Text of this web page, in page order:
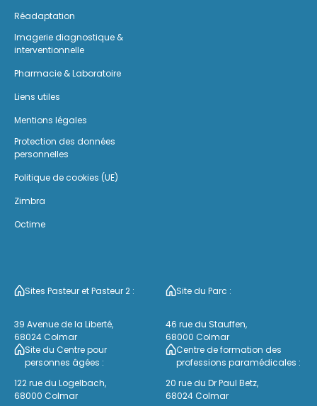
Réadaptation
Imagerie diagnostique &
interventionnelle
Pharmacie & Laboratoire
Liens utiles
Mentions légales
Protection des données
personnelles
Politique de cookies (UE)
Zimbra
Octime
Sites Pasteur et Pasteur 2 :
39 Avenue de la Liberté,
68024 Colmar
Site du Parc :
46 rue du Stauffen,
68000 Colmar
Site du Centre pour
personnes âgées :
122 rue du Logelbach,
68000 Colmar
Centre de formation des
professions paramédicales :
20 rue du Dr Paul Betz,
68024 Colmar